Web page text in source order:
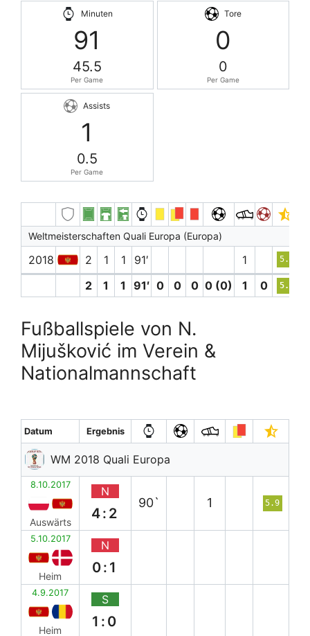
Minuten
91
45.5
Per Game
Tore
0
0
Per Game
Assists
1
0.5
Per Game
Weltmeisterschaften Quali Europa (Europa)
2018 2 1 1 91′ 1 5.9
2 1 1 91′ 0 0 0 0 (0) 1 0 5.9
Fußballspiele von N.
Mijušković im Verein &
Nationalmannschaft
Datum Ergebnis
WM 2018 Quali Europa
8.10.2017
Auswärts
N
4:2
90` 1 5.9
5.10.2017
Heim
N
0:1
4.9.2017
Heim
S
1:0